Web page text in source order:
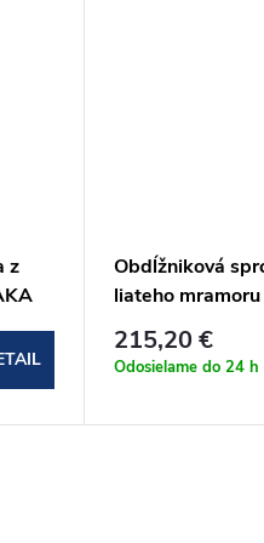
z
Obdĺžniková
liateho
110x90x3 cm
215,20 €
Odosielame do 24 h